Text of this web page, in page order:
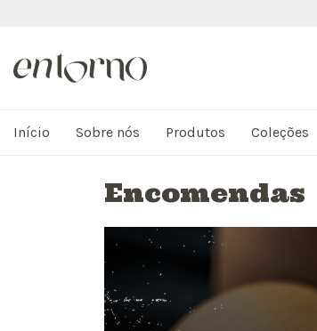
Início Sobre nós Produtos Coleções
Encomendas